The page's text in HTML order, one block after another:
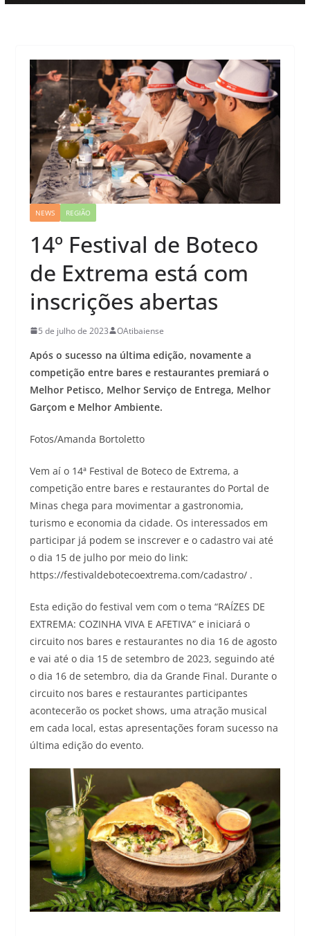
NEWS REGIÃO
14º Festival de Boteco
de Extrema está com
inscrições abertas
5 de julho de 2023 OAtibaiense
Após o sucesso na última edição, novamente a
competição entre bares e restaurantes premiará o
Melhor Petisco, Melhor Serviço de Entrega, Melhor
Garçom e Melhor Ambiente.
Fotos/Amanda Bortoletto
Vem aí o 14ª Festival de Boteco de Extrema, a
competição entre bares e restaurantes do Portal de
Minas chega para movimentar a gastronomia,
turismo e economia da cidade. Os interessados em
participar já podem se inscrever e o cadastro vai até
o dia 15 de julho por meio do link:
https://festivaldebotecoextrema.com/cadastro/ .
Esta edição do festival vem com o tema “RAÍZES DE
EXTREMA: COZINHA VIVA E AFETIVA” e iniciará o
circuito nos bares e restaurantes no dia 16 de agosto
e vai até o dia 15 de setembro de 2023, seguindo até
o dia 16 de setembro, dia da Grande Final. Durante o
circuito nos bares e restaurantes participantes
acontecerão os pocket shows, uma atração musical
em cada local, estas apresentações foram sucesso na
última edição do evento.